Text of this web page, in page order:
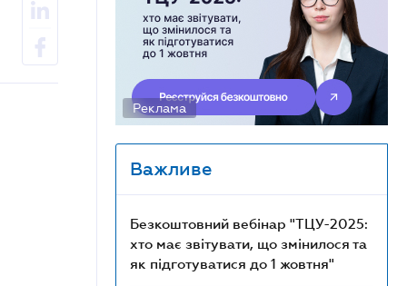
Реклама
Важливе
Безкоштовний вебінар "ТЦУ-2025:
хто має звітувати, що змінилося та
як підготуватися до 1 жовтня"